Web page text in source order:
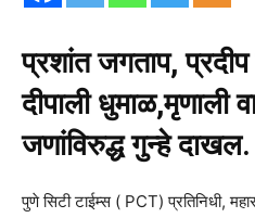
प्रशांत जगताप,
दीपाली धुमाळ,मृणाली
जणांविरुद्ध गुन्हे दाखल.
पुणे सिटी टाईम्स ( PCT) प्रतिनिधी,